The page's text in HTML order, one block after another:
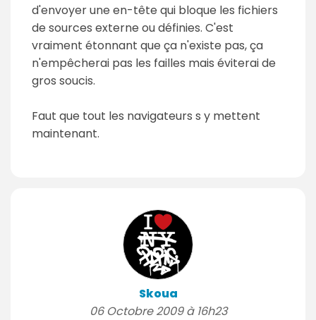
d'envoyer une en-tête qui bloque les fichiers
de sources externe ou définies. C'est
vraiment étonnant que ça n'existe pas, ça
n'empêcherai pas les failles mais éviterai de
gros soucis.
Faut que tout les navigateurs s y mettent
maintenant.
Skoua
06 Octobre 2009 à 16h23